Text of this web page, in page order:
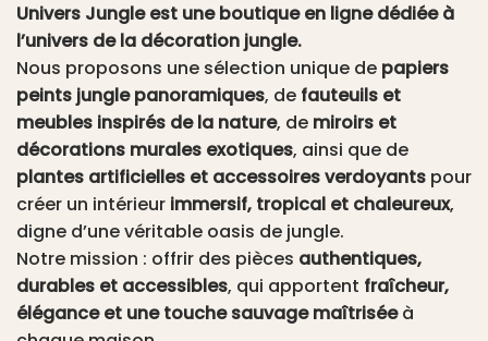
Univers Jungle est une boutique en ligne dédiée à
l’univers de la décoration jungle.
Nous proposons une sélection unique de papiers
peints jungle panoramiques, de fauteuils et
meubles inspirés de la nature, de miroirs et
décorations murales exotiques, ainsi que de
plantes artificielles et accessoires verdoyants pour
créer un intérieur immersif, tropical et chaleureux,
digne d’une véritable oasis de jungle.
Notre mission : offrir des pièces authentiques,
durables et accessibles, qui apportent fraîcheur,
élégance et une touche sauvage maîtriséeà